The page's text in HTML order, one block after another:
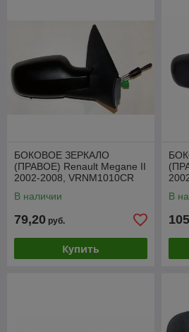
БОКОВОЕ ЗЕРКАЛО
(ПРАВОЕ) Renault Megane II
2002-2008, VRNM1010CR
В наличии
79,20 руб.
Купить
В